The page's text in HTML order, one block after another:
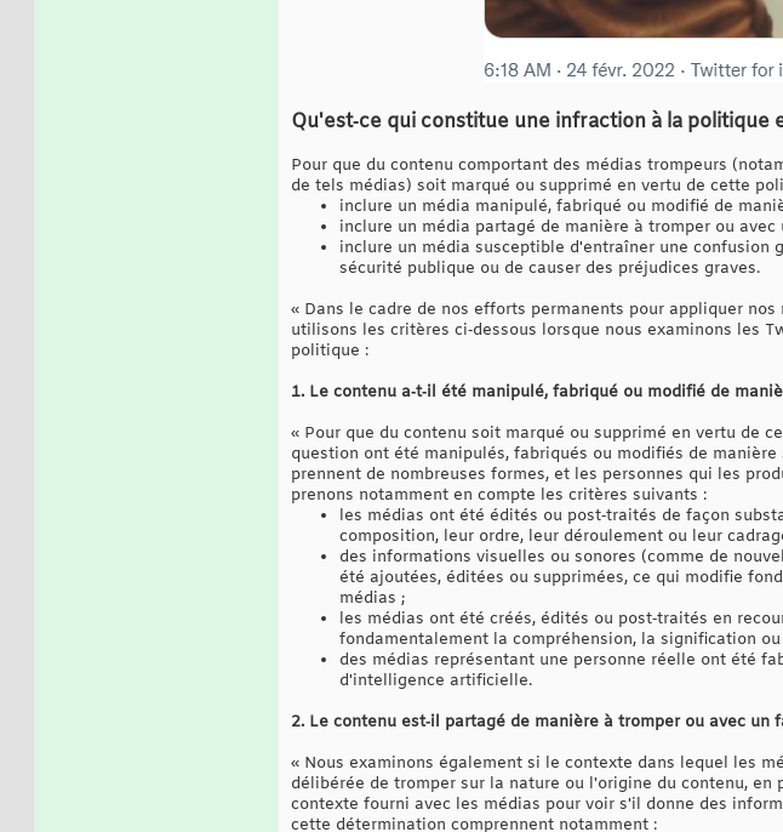
Qu'est‑ce qui constitue une infraction à la
Pour que du contenu comportant des médias trompeurs
de tels médias) soit marqué ou supprimé en vertu de cette
inclure un média manipulé, fabriqué ou modifié de
inclure un média partagé de manière à tromper ou
inclure un média susceptible d'entraîner une
sécurité publique ou de causer des préjudices graves.
« Dans le cadre de nos efforts permanents pour appliquer
utilisons les critères ci‑dessous lorsque nous examinons les
politique :
1. Le contenu a‑t‑il été manipulé, fabriqué ou modifié de
« Pour que du contenu soit marqué ou supprimé en vertu de
question ont été manipulés, fabriqués ou modifiés de
prennent de nombreuses formes, et les personnes qui les
prenons notamment en compte les critères suivants :
les médias ont été édités ou post‑traités de façon
composition, leur ordre, leur déroulement ou leur
des informations visuelles ou sonores (comme de
été ajoutées, éditées ou supprimées, ce qui modifie
médias ;
les médias ont été créés, édités ou post‑traités en
fondamentalement la compréhension, la signification
des médias représentant une personne réelle ont été
d'intelligence artificielle.
2. Le contenu est‑il partagé de manière à tromper ou avec un
« Nous examinons également si le contexte dans lequel les
délibérée de tromper sur la nature ou l'origine du contenu,
contexte fourni avec les médias pour voir s'il donne des
cette détermination comprennent notamment :